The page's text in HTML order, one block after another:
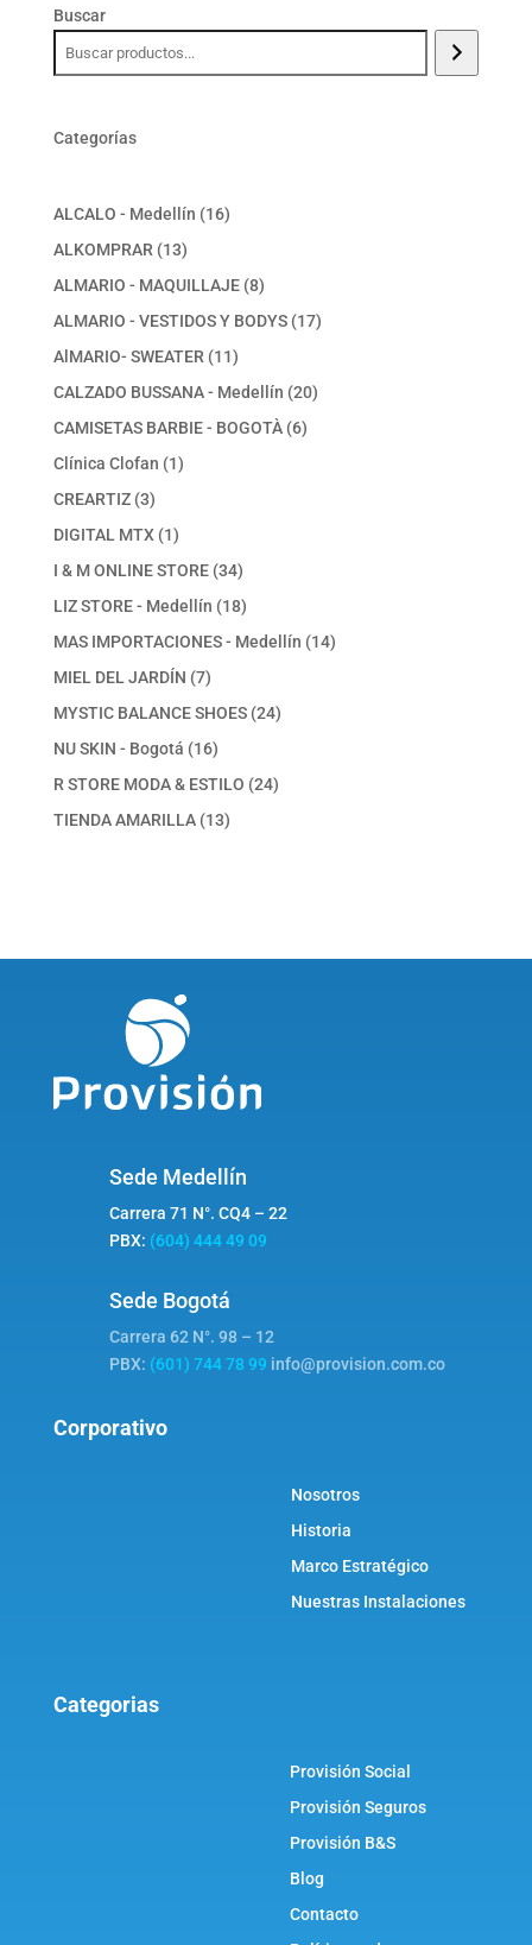
Buscar
Categorías
ALCALO - Medellín 1616
ALKOMPRAR 1313
productos
ALMARIO - MAQUILLAJE 88
productos
ALMARIO - VESTIDOS Y BODYS 1717
AlMARIO- SWEATER 1111
productos
CALZADO BUSSANA - Medellín 2020
CAMISETAS BARBIE - BOGOTÀ 66
Clínica Clofan 11
CREARTIZ 33
productos
DIGITAL MTX 11
producto
I & M ONLINE STORE 3434
productos
LIZ STORE - Medellín 1818
productos
MAS IMPORTACIONES - Medellín 1414
MIEL DEL JARDÍN 77
productos
MYSTIC BALANCE SHOES 2424
NU SKIN - Bogotá 1616
productos
R STORE MODA & ESTILO 2424
TIENDA AMARILLA 1313
Sede Medellín
Carrera 71 N°. CQ4 – 22
PBX: (604) 444 49 09
Sede Bogotá
Carrera 62 N°. 98 – 12
PBX: (601) 744 78 99 info@provision.com.co
Corporativo
Nosotros
Historia
Marco Estratégico
Nuestras Instalaciones
Categorias
Provisión Social
Provisión Seguros
Provisión B&S
Blog
Contacto